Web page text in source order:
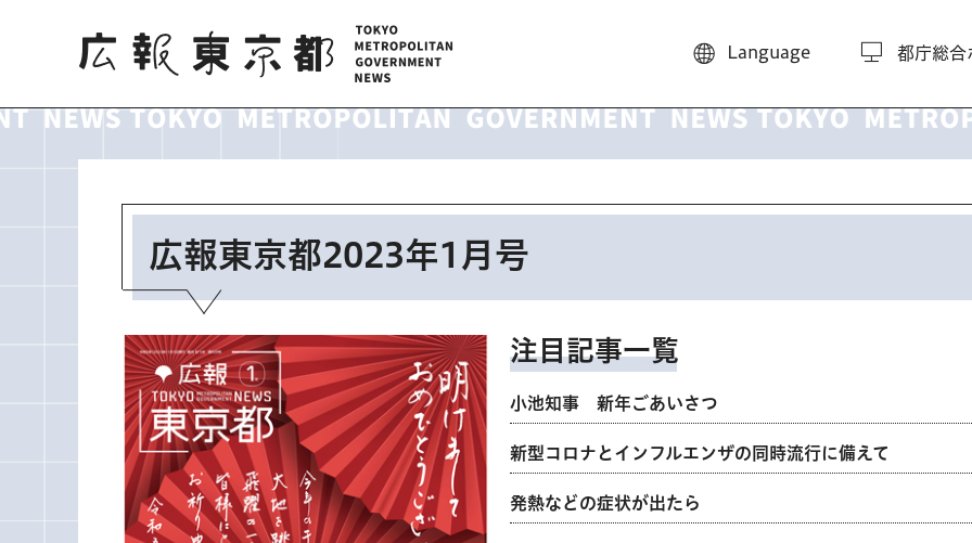
広報東京都
Language 都庁総合
広報東京都2023年1月号
注目記事一覧
小池知事 新年ごあいさつ
新型コロナとインフルエンザの同時流行に備えて
発熱などの症状が出たら